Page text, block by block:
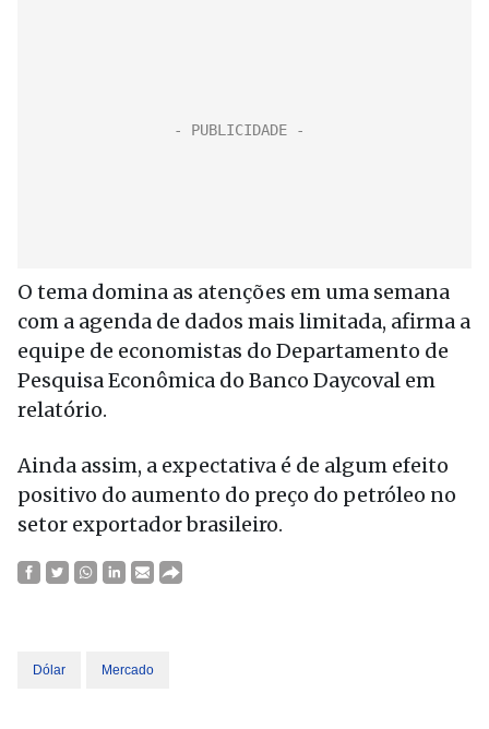
O tema domina as atenções em uma semana
com a agenda de dados mais limitada, afirma a
equipe de economistas do Departamento de
Pesquisa Econômica do Banco Daycoval em
relatório.
Ainda assim, a expectativa é de algum efeito
positivo do aumento do preço do petróleo no
setor exportador brasileiro.
Dólar Mercado